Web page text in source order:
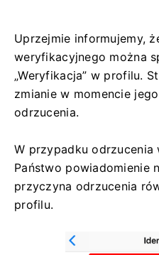
Uprzejmie informujemy,
weryfikacyjnego można
„Weryfikacja” w profilu.
zmianie w momencie
odrzucenia.
W przypadku odrzucenia
Państwo powiadomienie
przyczyna odrzucenia
profilu.